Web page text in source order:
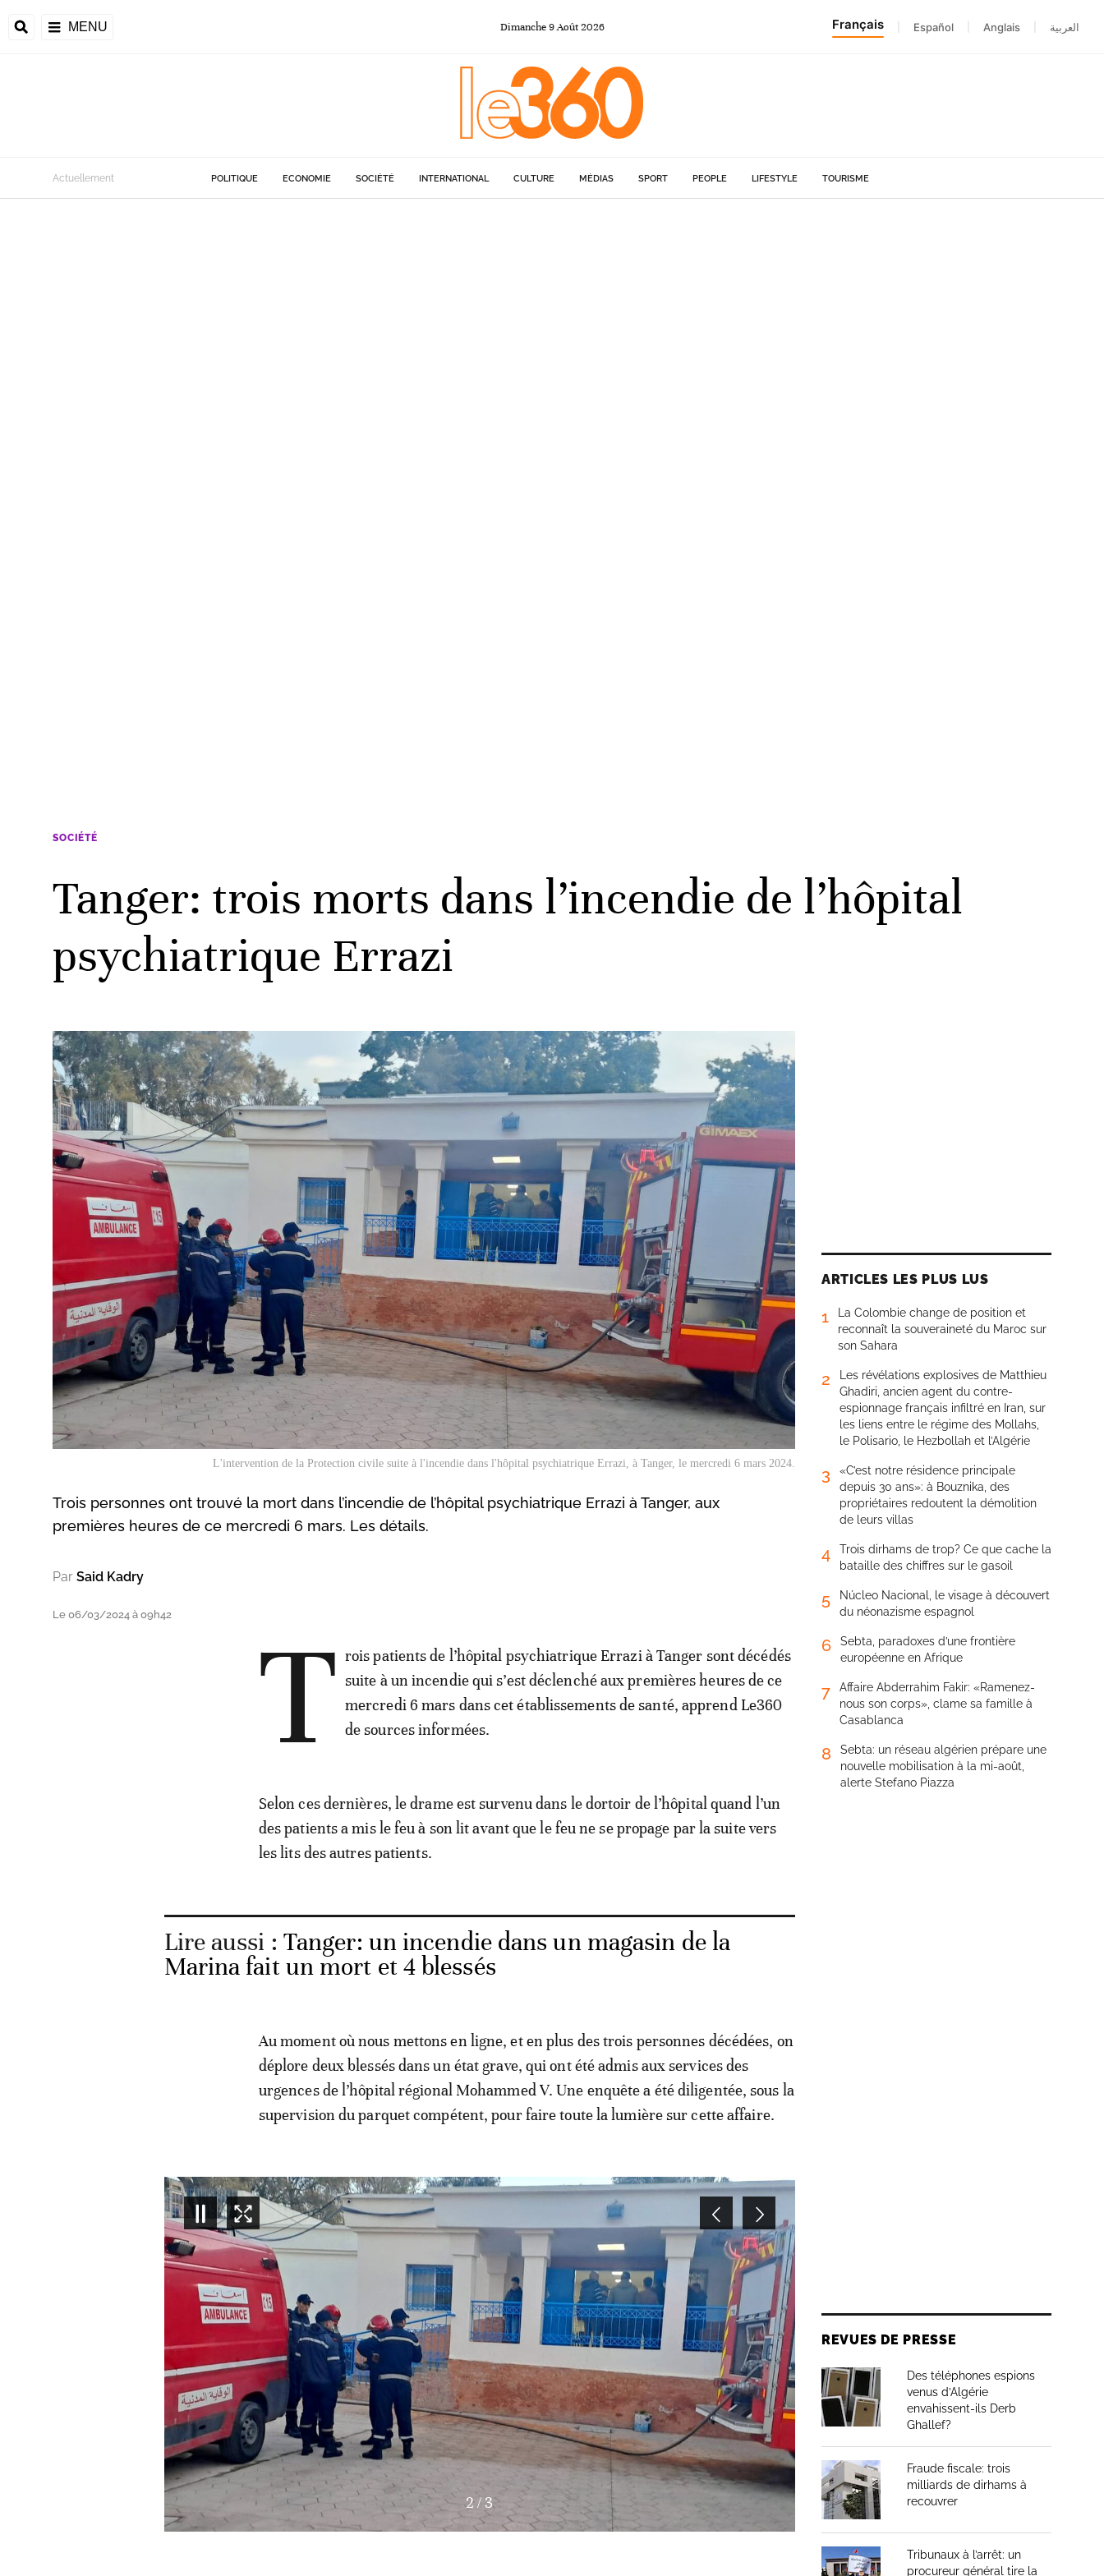
MENU Dimanche 9Août 2026 Français Español Anglais العربية
Actuellement POLITIQUE ECONOMIE SOCIÉTÉ INTERNATIONAL CULTURE MÉDIAS SPORT PEOPLE LIFESTYLE TOURISME
SOCIÉTÉ
Tanger: trois morts dans l’incendie de l’hôpital
psychiatrique Errazi
L'intervention de la Protection civile suite à l'incendie dans l'hôpital psychiatrique Errazi, à Tanger, le mercredi 6 mars 2024.
Trois personnes ont trouvé la mort dans l’incendie de l’hôpital psychiatrique Errazi à Tanger, aux
premières heures de ce mercredi 6 mars. Les détails.
Par Said Kadry
Le 06/03/2024 à 09h42 T rois patients de l’hôpital psychiatrique Errazi à Tanger sont décédés
suite à un incendie qui s’est déclenché aux premières heures de ce
mercredi 6 mars dans cet établissements de santé, apprend Le360
de sources informées.
Selon ces dernières, le drame est survenu dans le dortoir de l’hôpital quand l’un
des patients a mis le feu à son lit avant que le feu ne se propage par la suite vers
les lits des autres patients.
Lire aussi : Tanger: un incendie dans un magasin de la
Marina fait un mort et 4 blessés
Au moment où nous mettons en ligne, et en plus des trois personnes décédées, on
déplore deux blessés dans un état grave, qui ont été admis aux services des
urgences de l’hôpital régional Mohammed V. Une enquête a été diligentée, sous la
supervision du parquet compétent, pour faire toute la lumière sur cette affaire.
3/3
ARTICLES LES PLUS LUS
1
La Colombie change de position et
reconnaît la souveraineté du Maroc sur
son Sahara
2
Les révélations explosives de Matthieu
Ghadiri, ancien agent du contre-
espionnage français infiltré en Iran, sur
les liens entre le régime des Mollahs,
le Polisario, le Hezbollah et l’Algérie
3
«C’est notre résidence principale
depuis 30 ans»: à Bouznika, des
propriétaires redoutent la démolition
de leurs villas
4
Trois dirhams de trop? Ce que cache la
bataille des chiffres sur le gasoil
5
Núcleo Nacional, le visage à découvert
du néonazisme espagnol
6
Sebta, paradoxes d’une frontière
européenne en Afrique
7
Affaire Abderrahim Fakir: «Ramenez-
nous son corps», clame sa famille à
Casablanca
8
Sebta: un réseau algérien prépare une
nouvelle mobilisation à la mi-août,
alerte Stefano Piazza
REVUES DE PRESSE
Des téléphones espions
venus d’Algérie
envahissent-ils Derb
Ghallef?
Fraude fiscale: trois
milliards de dirhams à
recouvrer
Tribunaux à l’arrêt: un
procureur général tire la